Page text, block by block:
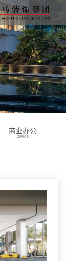
商业办公
OFFICE